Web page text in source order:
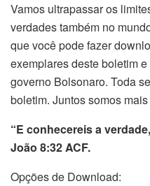
Vamos ultrapassar os
verdades também no
que você pode fazer
exemplares deste boletim
governo Bolsonaro. Toda
boletim. Juntos somos mais
“E conhecereis a
João 8:32 ACF.
Opções de Download: